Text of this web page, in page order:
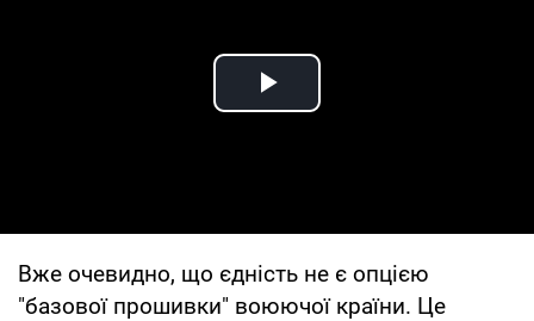
Play Video
Вже очевидно, що єдність не є опцією
"базової прошивки" воюючої країни. Це